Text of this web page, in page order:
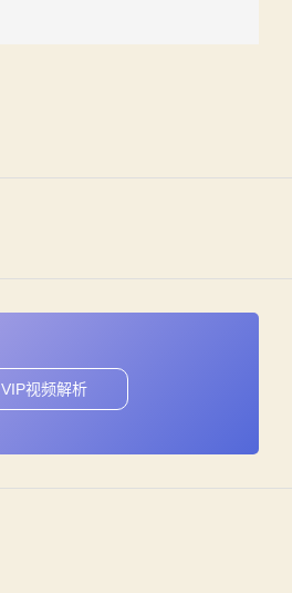
VIP视频解析